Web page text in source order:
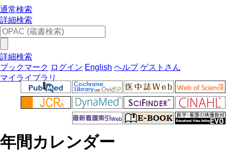
通常検索
詳細検索
詳細検索
ブックマーク ログイン English ヘルプ ゲストさん
マイライブラリ
年間カレンダー